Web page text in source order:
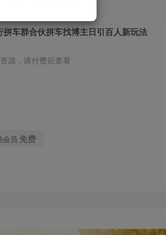
拼车群合伙拼车找博主日引百人新玩法
源，请付费后查看
会员 免费